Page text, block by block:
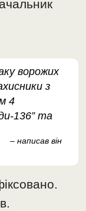
ворожих
з
4
136” та
– написав він